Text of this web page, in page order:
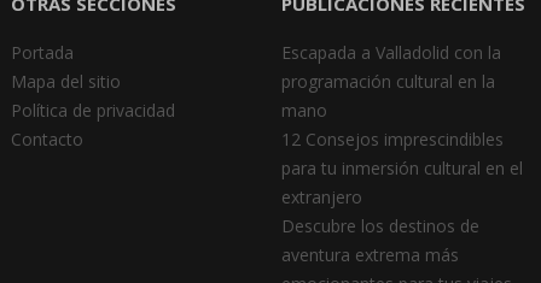
Portada
Mapa del sitio
Política de privacidad
Contacto
Escapada a Valladolid con la
programación cultural en la
mano
12 Consejos imprescindibles
para tu inmersión cultural en el
extranjero
Descubre los destinos de
aventura extrema más